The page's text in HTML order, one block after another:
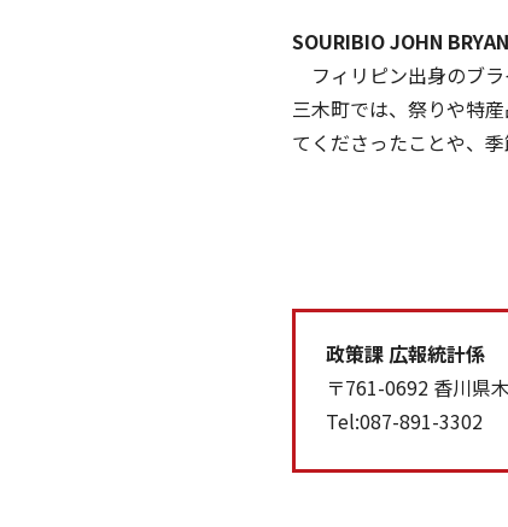
SOURIBIO JOHN
フィリピン出身のブラ
三木町では、祭りや特
てくださったことや、
政策課 広報統計係
〒761-0692 香川県
Tel:087-891-3302